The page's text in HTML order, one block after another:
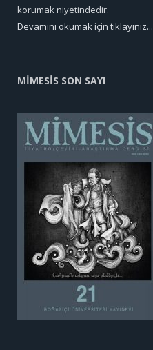
korumak niyetindedir.
Devamını okumak için tıklayınız...
MİMESİS SON SAYI